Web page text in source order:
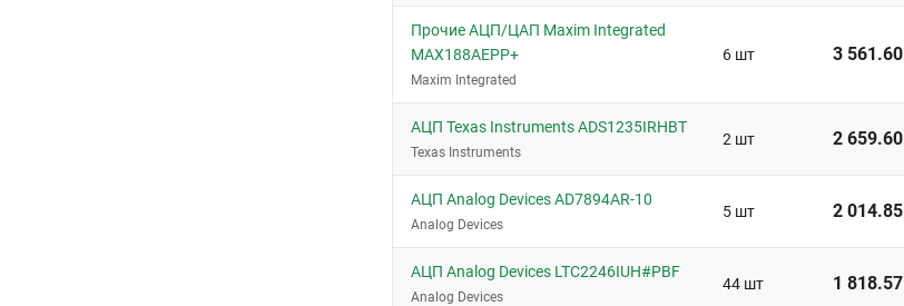
Прочие АЦП/ЦАП Maxim Integrated
MAX188AEPP+
Maxim Integrated
6 шт 3 561.60
АЦП Texas Instruments ADS1235IRHBT
Texas Instruments
2 шт 2 659.60
АЦП Analog Devices AD7894AR-10
Analog Devices
5 шт 2 014.85
АЦП Analog Devices LTC2246IUH#PBF
Analog Devices
44 шт 1 818.57